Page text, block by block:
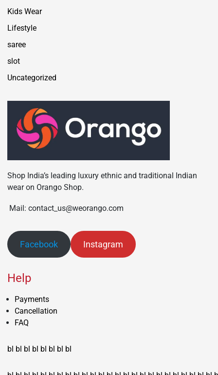
Kids Wear
Lifestyle
saree
slot
Uncategorized
Shop India’s leading luxury ethnic and traditional Indian
wear on Orango Shop.
Mail: contact_us@weorango.com
Facebook Instagram
Help
Payments
Cancellation
FAQ
bl bl bl bl bl bl bl bl